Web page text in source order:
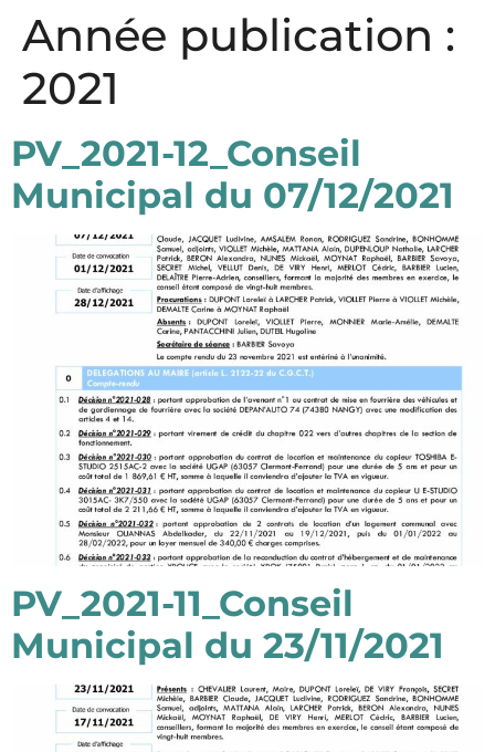
Année publication :
2021
PV_2021-12_Conseil
Municipal du 07/12/2021
PV_2021-11_Conseil
Municipal du 23/11/2021
Panneau de gestion des cookies